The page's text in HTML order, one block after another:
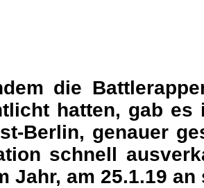
die
hatten, gab
Berlin, genauer
schnell
Jahr, am 25.1.19